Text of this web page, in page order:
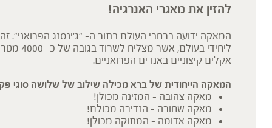
להזין את מאגרי האנרגיה!
המאקה ידועה ברחבי העולם בתור ה- “ג’ינסנג
ליחידי
אקלים קיצוניים באנדים הפרואניים.
המאקה הייחודית של ברא מכילה שילוב של שלושה סוגי
מאקה צהובה – המזינה מכולן!
מאקה שחורה – הנדירה מכולם!
מאקה אדומה – המתוקה מכולן!